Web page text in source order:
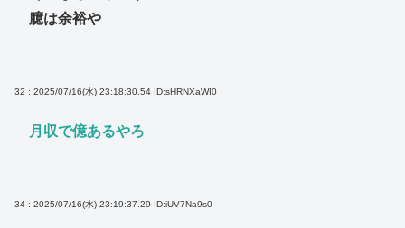
臆は余裕や
32 : 2025/07/16(水) 23:18:30.54 ID:sHRNXaWI0
月収で億あるやろ
34 : 2025/07/16(水) 23:19:37.29 ID:iUV7Na9s0